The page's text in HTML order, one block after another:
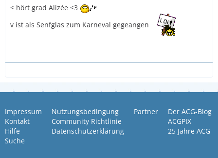
< hört grad Alizée <3
v ist als Senfglas zum Karneval gegeangen
Impressum
Kontakt
Hilfe
Suche
Nutzungsbedingung
Community Richtlinie
Datenschutzerklärung
Partner
Der ACG-Blog
ACGPIX
25 Jahre ACG